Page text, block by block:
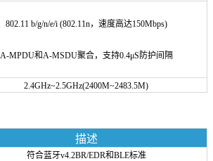
802.11 b/g/n/e/i (802.11n，速度高达150Mbps)
A-MPDU和A-MSDU聚合， 支持0.4μS防护间隔
2.4GHz~2.5GHz(2400M~2483.5M)
描述
符合蓝牙v4.2BR/EDR和BLE标准